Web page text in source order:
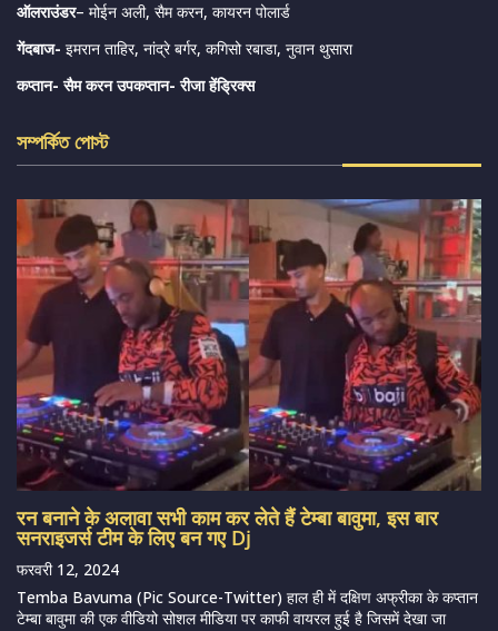
ऑलराउंडर– मोईन अली, सैम करन, कायरन पोलार्ड
गेंदबाज- इमरान ताहिर, नांद्रे बर्गर, कगिसो रबाडा, नुवान थुसारा
कप्तान- सैम करन उपकप्तान- रीजा हेंड्रिक्स
সম্পর্কিত পোস্ট
रन बनाने के अलावा सभी काम कर लेते हैं टेम्बा बावुमा, इस बार
सनराइजर्स टीम के लिए बन गए Dj
फरवरी 12, 2024
Temba Bavuma (Pic Source-Twitter) हाल ही में दक्षिण अफ्रीका के कप्तान
टेम्बा बावुमा की एक वीडियो सोशल मीडिया पर काफी वायरल हुई है जिसमें देखा जा